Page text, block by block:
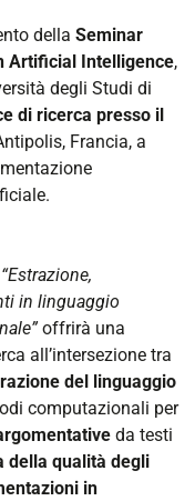
della Seminar
Artificial Intelligence,
degli Studi di
di ricerca presso il
Francia, a
“Estrazione,
in linguaggio
offrirà una
all’intersezione tra
del linguaggio
computazionali per
da testi
della qualità degli
in